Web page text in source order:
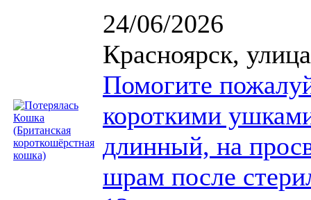
24/06/2026
Красноярск,
Помогите
короткими
длинный, на
шрам после